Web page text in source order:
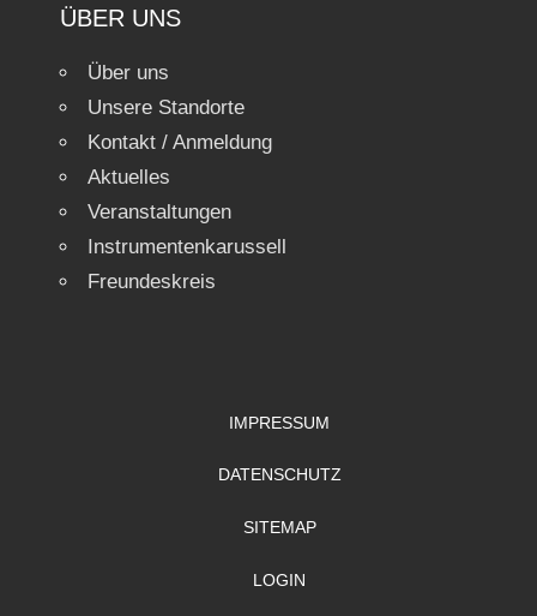
ÜBER UNS
Über uns
Unsere Standorte
Kontakt / Anmeldung
Aktuelles
Veranstaltungen
Instrumentenkarussell
Freundeskreis
IMPRESSUM
DATENSCHUTZ
SITEMAP
LOGIN